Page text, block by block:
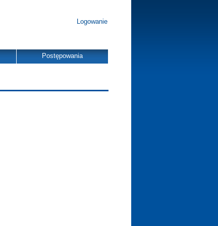
Logowanie
Postępowania